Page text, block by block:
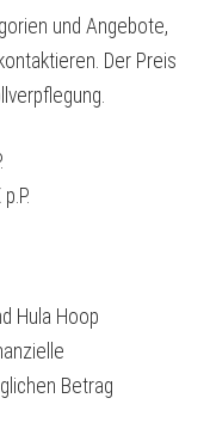
und Angebote,
Der Preis
Hula Hoop
Betrag